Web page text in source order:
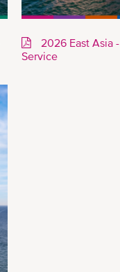
Service